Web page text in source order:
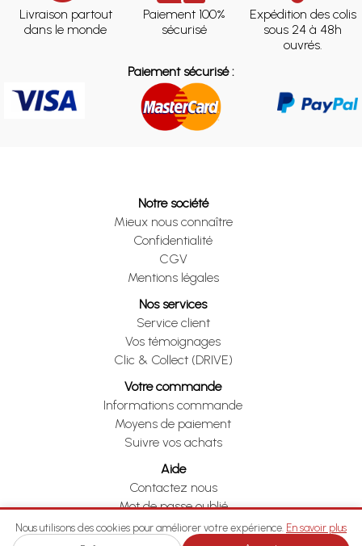
Livraison partout
dans le monde
Paiement 100%
sécurisé
Expédition des colis
sous 24 à 48h
ouvrés.
Paiement sécurisé :
Notre société
Mieux nous connaître
Confidentialité
CGV
Mentions légales
Nos services
Service client
Vos témoignages
Clic & Collect (DRIVE)
Votre commande
Informations commande
Moyens de paiement
Suivre vos achats
Aide
Contactez nous
Mot de passe oublié
Je me rétracte
Nous utilisons des cookies pour améliorer votre expérience. En savoir plus